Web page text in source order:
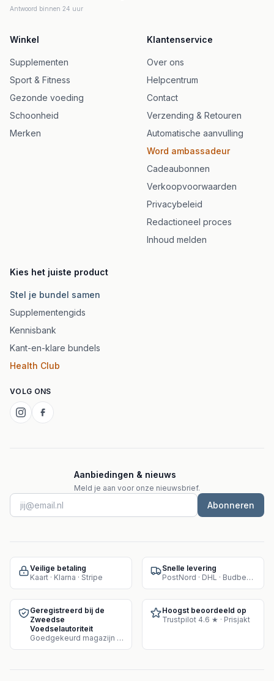
Antwoord binnen 24 uur
Winkel
Supplementen
Sport & Fitness
Gezonde voeding
Schoonheid
Merken
Klantenservice
Over ons
Helpcentrum
Contact
Verzending & Retouren
Automatische aanvulling
Word ambassadeur
Cadeaubonnen
Verkoopvoorwaarden
Privacybeleid
Redactioneel proces
Inhoud melden
Kies het juiste product
Stel je bundel samen
Supplementengids
Kennisbank
Kant-en-klare bundels
Health Club
VOLG ONS
Aanbiedingen & nieuws
Meld je aan voor onze nieuwsbrief.
Abonneren
Veilige betaling
Kaart · Klarna · Stripe
Snelle levering
PostNord · DHL · Budbee · Instabox
Geregistreerd bij de
Zweedse
Voedselautoriteit
Goedgekeurd magazijn voor supplementenverkoop
Hoogst beoordeeld op
Trustpilot 4.6 ★ · Prisjakt